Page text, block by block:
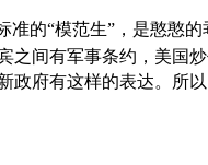
“模范生”，是憨憨的
间有军事条约，美国
政府有这样的表达。所